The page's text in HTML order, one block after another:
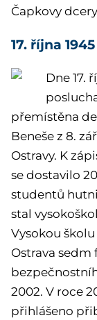
Čapkovy
17. října 1945
Dne 17.
přemístěna
Beneše z 8.
Ostravy. K
se dostavilo
studentů
stal
Vysokou
Ostrava
2002. V roce
přihlášeno